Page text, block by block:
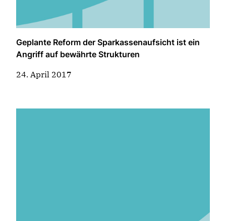
Geplante Reform der Sparkassenaufsicht ist ein
Angriff auf bewährte Strukturen
24. April 2017